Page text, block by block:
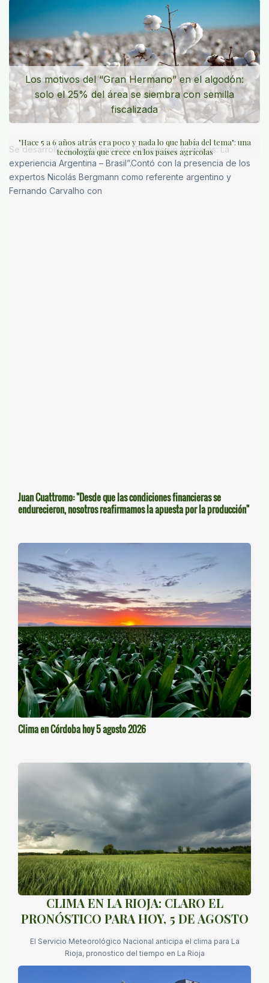
Los motivos del “Gran Hermano” en el algodón:
solo el 25% del área se siembra con semilla
fiscalizada
"Hace 5 a 6 años atrás era poco y nada lo que había del tema": una
tecnología que crece en los países agrícolas
Se desarrolló el panel llamado “Drones sin fronteras: La
experiencia Argentina – Brasil”.Contó con la presencia de los
expertos Nicolás Bergmann como referente argentino y
Fernando Carvalho con
Juan Cuattromo: "Desde que las condiciones financieras se
endurecieron, nosotros reafirmamos la apuesta por la producción"
Clima en Córdoba hoy 5 agosto 2026
CLIMA EN LA RIOJA: CLARO EL
PRONÓSTICO PARA HOY, 5 DE AGOSTO
El Servicio Meteorológico Nacional anticipa el clima para La
Rioja, pronostico del tiempo en La Rioja